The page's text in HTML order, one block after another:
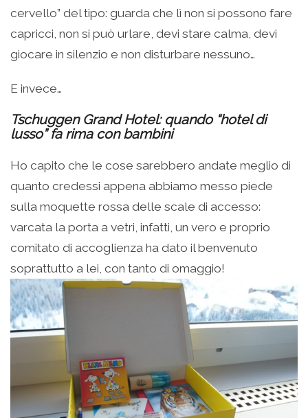
cervello” del tipo: guarda che lì non si possono fare
capricci, non si può urlare, devi stare calma, devi
giocare in silenzio e non disturbare nessuno…
E invece…
Tschuggen Grand Hotel: quando “hotel di
lusso” fa rima con bambini
Ho capito che le cose sarebbero andate meglio di
quanto credessi appena abbiamo messo piede
sulla moquette rossa delle scale di accesso:
varcata la porta a vetri, infatti, un vero e proprio
comitato di accoglienza ha dato il benvenuto
soprattutto a lei, con tanto di omaggio!